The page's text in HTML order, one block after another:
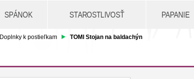
SPÁNOK STAROSTLIVOSŤ PAPANIE
Doplnky k postieľkam TOMI Stojan na baldachýn